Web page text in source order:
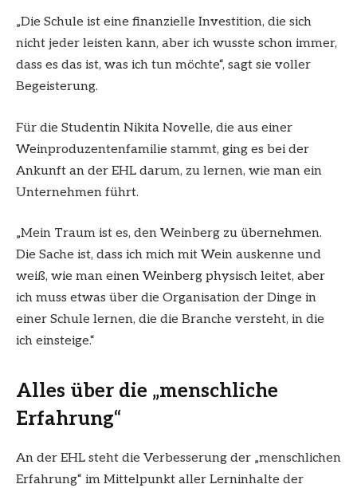
„Die Schule ist eine finanzielle Investition, die sich
nicht jeder leisten kann, aber ich wusste schon immer,
dass es das ist, was ich tun möchte“, sagt sie voller
Begeisterung.
Für die Studentin Nikita Novelle, die aus einer
Weinproduzentenfamilie stammt, ging es bei der
Ankunft an der EHL darum, zu lernen, wie man ein
Unternehmen führt.
„Mein Traum ist es, den Weinberg zu übernehmen.
Die Sache ist, dass ich mich mit Wein auskenne und
weiß, wie man einen Weinberg physisch leitet, aber
ich muss etwas über die Organisation der Dinge in
einer Schule lernen, die die Branche versteht, in die
ich einsteige.“
Alles über die „menschliche
Erfahrung“
An der EHL steht die Verbesserung der „menschlichen
Erfahrung“ im Mittelpunkt aller Lerninhalte der